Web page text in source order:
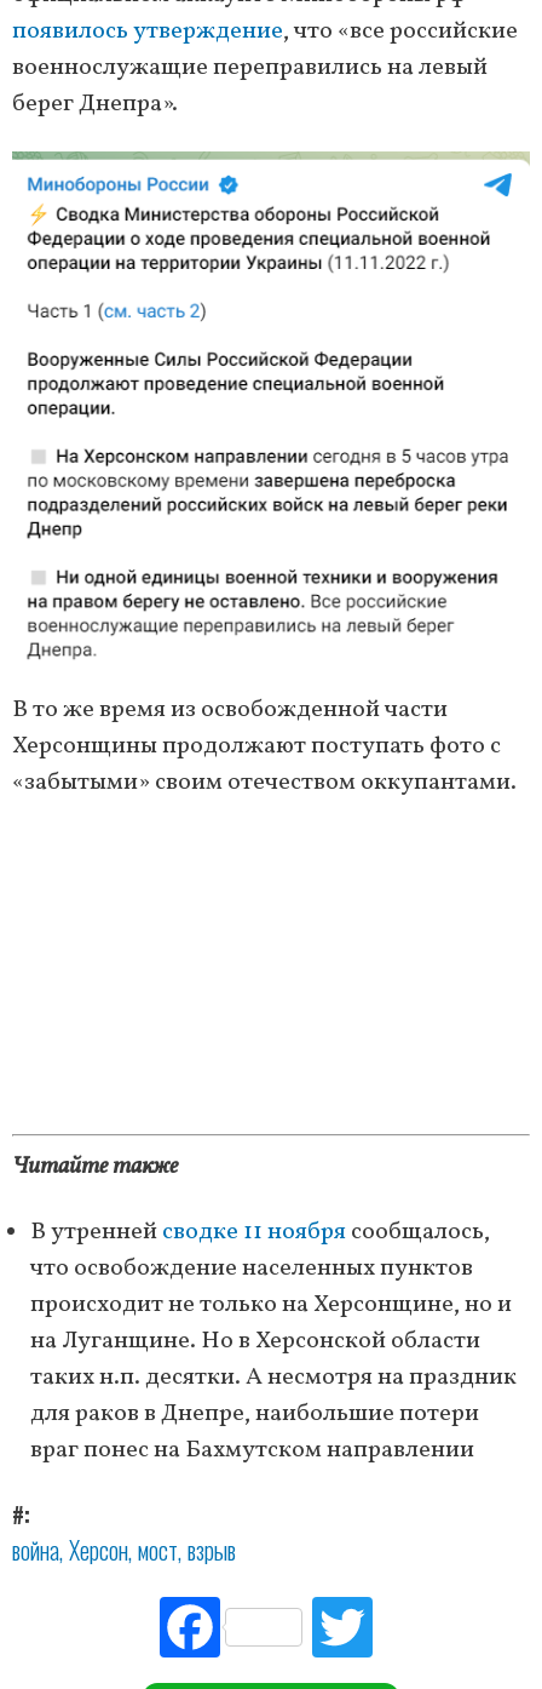
появилось утверждение, что «все российские
военнослужащие переправились на левый
берег Днепра».
В то же время из освобожденной части
Херсонщины продолжают поступать фото с
«забытыми» своим отечеством оккупантами.
Читайте также
В утреннейсводке 11 ноябрясообщалось,
что освобождение населенных пунктов
происходит не только на Херсонщине, но и
на Луганщине. Но в Херсонской области
таких н.п. десятки. А несмотря на праздник
для раков в Днепре, наибольшие потери
враг понес на Бахмутском направлении
#
война Херсон мост взрыв
Fac
ebo